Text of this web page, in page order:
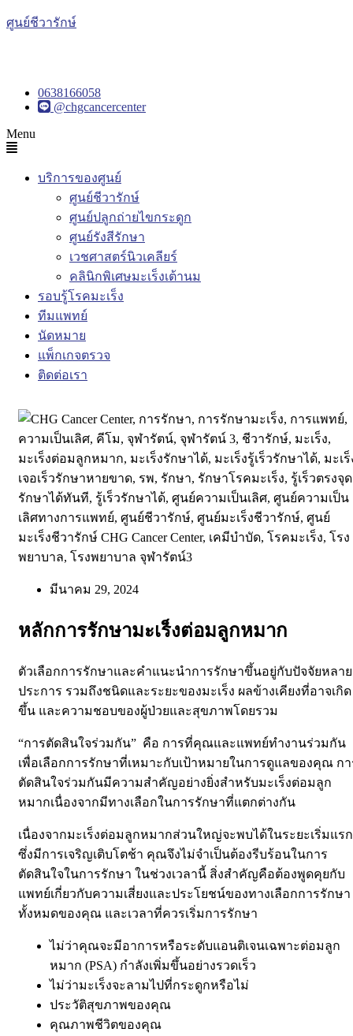
ศูนย์ชีวารักษ์
0638166058
@chgcancercenter
Menu
บริการของศูนย์
ศูนย์ชีวารักษ์
ศูนย์ปลูกถ่ายไขกระดูก
ศูนย์รังสีรักษา
เวชศาสตร์นิวเคลียร์
คลินิกพิเศษมะเร็งเต้านม
รอบรู้โรคมะเร็ง
ทีมแพทย์
นัดหมาย
แพ็กเกจตรวจ
ติดต่อเรา
มีนาคม 29, 2024
หลักการรักษามะเร็งต่อมลูกหมาก
ตัวเลือกการรักษาและคำแนะนำการรักษาขึ้นอยู่กับปัจจัยหลาย
ประการ รวมถึงชนิดและระยะของมะเร็ง ผลข้างเคียงที่อาจเกิด
ขึ้น และความชอบของผู้ป่วยและสุขภาพโดยรวม
“การตัดสินใจร่วมกัน” คือ การที่คุณและแพทย์ทำงานร่วมกัน
เพื่อเลือกการรักษาที่เหมาะกับเป้าหมายในการดูแลของคุณ ก
ตัดสินใจร่วมกันมีความสำคัญอย่างยิ่งสำหรับมะเร็งต่อมลูก
หมากเนื่องจากมีทางเลือกในการรักษาที่แตกต่างกัน
เนื่องจากมะเร็งต่อมลูกหมากส่วนใหญ่จะพบได้ในระยะเริ่มแรก
ซึ่งมีการเจริญเติบโตช้า คุณจึงไม่จำเป็นต้องรีบร้อนในการ
ตัดสินใจในการรักษา ในช่วงเวลานี้ สิ่งสำคัญคือต้องพูดคุยกับ
แพทย์เกี่ยวกับความเสี่ยงและประโยชน์ของทางเลือกการรักษา
ทั้งหมดของคุณ และเวลาที่ควรเริ่มการรักษา
ไม่ว่าคุณจะมีอาการหรือระดับแอนติเจนเฉพาะต่อมลูก
หมาก (PSA) กำลังเพิ่มขึ้นอย่างรวดเร็ว
ไม่ว่ามะเร็งจะลามไปที่กระดูกหรือไม่
ประวัติสุขภาพของคุณ
คุณภาพชีวิตของคุณ